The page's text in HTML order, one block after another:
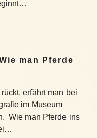
man Pferde
erfährt man bei
im Museum
Wie man Pferde ins